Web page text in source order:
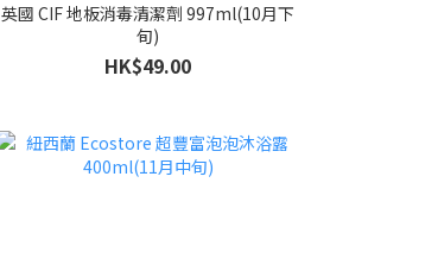
英國 CIF 地板消毒清潔劑 997ml(10月下
旬)
HK$49.00